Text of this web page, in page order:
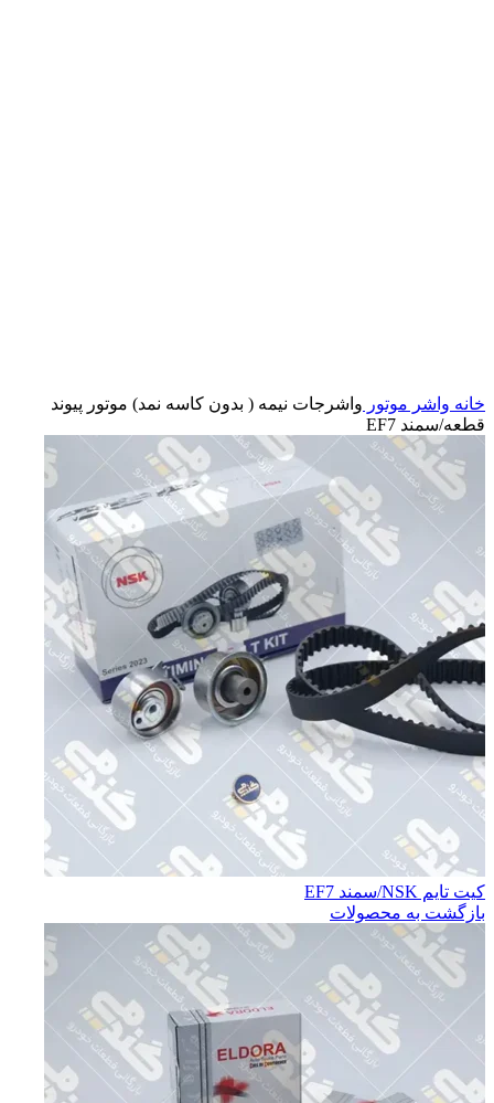
خانه واشر موتور واشرجات نيمه ( بدون كاسه نمد) موتور پيوند
قطعه/سمند EF7
كيت تايم NSK/سمند EF7
بازگشت به محصولات